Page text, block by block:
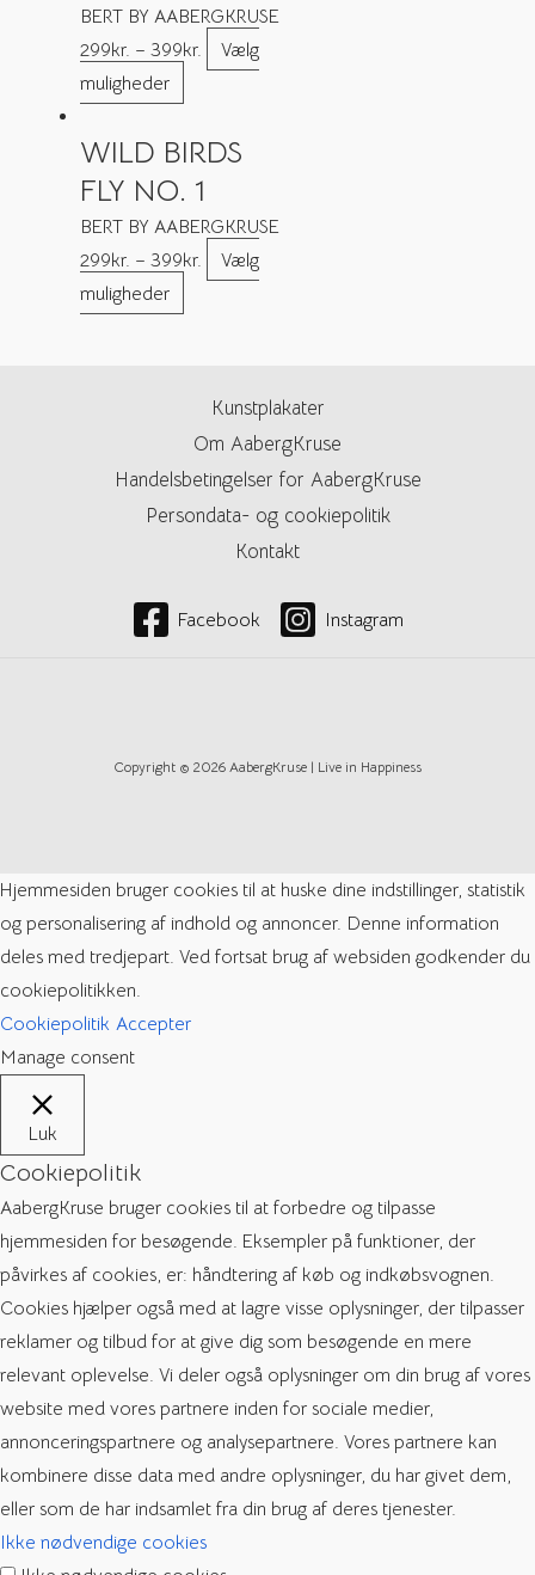
BERT BY AABERGKRUSE
299kr. – 399kr.
Vælg
muligheder
WILD BIRDS
FLY NO. 1
BERT BY AABERGKRUSE
299kr. – 399kr.
Vælg
muligheder
Kunstplakater
Om AabergKruse
Handelsbetingelser for AabergKruse
Persondata- og cookiepolitik
Kontakt
Facebook Instagram
Copyright © 2026 AabergKruse | Live in Happiness
Hjemmesiden bruger cookies til at huske dine indstillinger, statistik
og personalisering af indhold og annoncer. Denne information
deles med tredjepart. Ved fortsat brug af websiden godkender du
cookiepolitikken.
Cookiepolitik Accepter
Manage consent
Luk
Cookiepolitik
AabergKruse bruger cookies til at forbedre og tilpasse
hjemmesiden for besøgende. Eksempler på funktioner, der
påvirkes af cookies, er: håndtering af køb og indkøbsvognen.
Cookies hjælper også med at lagre visse oplysninger, der tilpasser
reklamer og tilbud for at give dig som besøgende en mere
relevant oplevelse. Vi deler også oplysninger om din brug af vores
website med vores partnere inden for sociale medier,
annonceringspartnere og analysepartnere. Vores partnere kan
kombinere disse data med andre oplysninger, du har givet dem,
eller som de har indsamlet fra din brug af deres tjenester.
Ikke nødvendige cookies